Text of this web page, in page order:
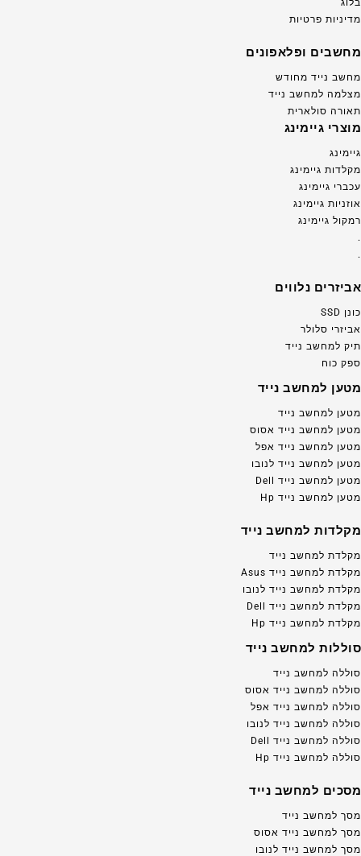
בלוג
מדיניות פרטיות
מחשבים ופלאפונים
מחשב נייד מחודש
מצלמה למחשב נייד
תאורה סולארית
מוצרי גיימינג
גיימינג
מקלדות גיימינג
עכברי גיימינג
אוזניות גיימינג
רמקול גיימינג
.
.
אביזרים נלווים
כונן SSD
אביזרי סלולר
תיק למחשב נייד
ספק כוח
מטען למחשב נייד
מטען למחשב נייד
מטען למחשב נייד אסוס
מטען למחשב נייד אפל
מטען למחשב נייד לנובו
מטען למחשב נייד Dell
מטען למחשב נייד Hp
מקלדות למחשב נייד
מקלדת למחשב נייד
מקלדת למחשב נייד Asus
מקלדת למחשב נייד לנובו
מקלדת למחשב נייד Dell
מקלדת למחשב נייד Hp
סוללות למחשב נייד
סוללה למחשב נייד
סוללה למחשב נייד אסוס
סוללה למחשב נייד אפל
סוללה למחשב נייד לנובו
סוללה למחשב נייד Dell
סוללה למחשב נייד Hp
מסכים למחשב נייד
מסך למחשב נייד
מסך למחשב נייד אסוס
מסך למחשב נייד לנובו